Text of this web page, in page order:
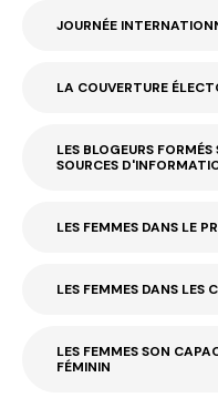
JOURNÉE
LA COUVERTURE
LES BLOGEURS
SOURCES
LES FEMMES DANS LE
LES FEMMES DANS LES
LES FEMMES SON
FÉMININ